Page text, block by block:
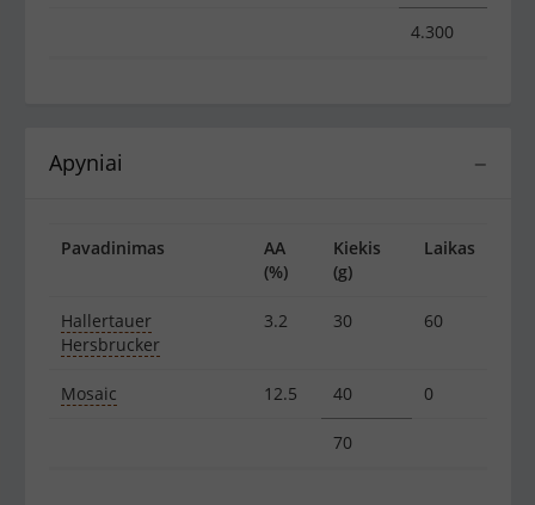
4.300
−
Apyniai
Pavadinimas
AA
(%)
Kiekis
(g)
Laikas
Hallertauer
Hersbrucker
3.2 30 60
Mosaic 12.5 40 0
70